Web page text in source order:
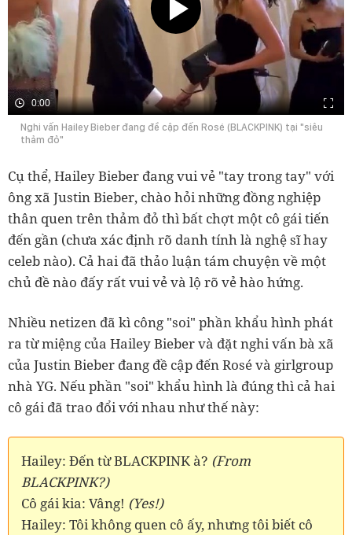
0:00
Nghi vấn Hailey Bieber đang đề cập đến Rosé (BLACKPINK) tại "siêu
thảm đỏ"
Cụ thể, Hailey Bieber đang vui vẻ "tay trong tay" với
ông xã Justin Bieber, chào hỏi những đồng nghiệp
thân quen trên thảm đỏ thì bất chợt một cô gái tiến
đến gần (chưa xác định rõ danh tính là nghệ sĩ hay
celeb nào). Cả hai đã thảo luận tám chuyện về một
chủ đề nào đấy rất vui vẻ và lộ rõ vẻ hào hứng.
Nhiều netizen đã kì công "soi" phần khẩu hình phát
ra từ miệng của Hailey Bieber và đặt nghi vấn bà xã
của Justin Bieber đang đề cập đến Rosé và girlgroup
nhà YG. Nếu phần "soi" khẩu hình là đúng thì cả hai
cô gái đã trao đổi với nhau như thế này:
Hailey: Đến từ BLACKPINK à? (From
BLACKPINK?)
Cô gái kia: Vâng! (Yes!)
Hailey: Tôi không quen cô ấy, nhưng tôi biết cô